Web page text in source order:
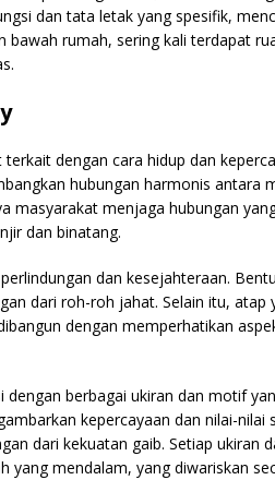
dan tata letak yang spesifik,
bawah rumah, sering kali terdapat
dengan cara hidup dan
hubungan harmonis antara
masyarakat menjaga hubungan
dan binatang.
dan kesejahteraan.
dari roh-roh jahat. Selain itu, atap
dengan memperhatikan
berbagai ukiran dan motif
kepercayaan dan nilai-nilai
dari kekuatan gaib. Setiap ukiran
yang mendalam, yang diwariskan